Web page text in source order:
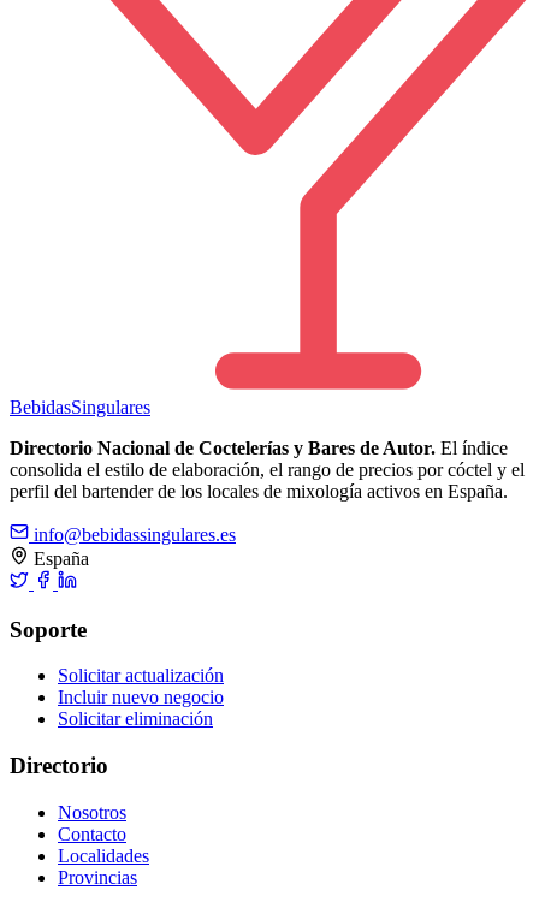
BebidasSingulares
Directorio Nacional de Coctelerías y Bares de Autor. El índice
consolida el estilo de elaboración, el rango de precios por cóctel y el
perfil del bartender de los locales de mixología activos en España.
info@bebidassingulares.es
España
Soporte
Solicitar actualización
Incluir nuevo negocio
Solicitar eliminación
Directorio
Nosotros
Contacto
Localidades
Provincias